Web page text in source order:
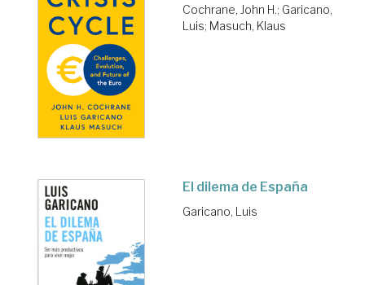
Cochrane, John H.; Garicano,
Luis; Masuch, Klaus
El dilema de España
Garicano, Luis